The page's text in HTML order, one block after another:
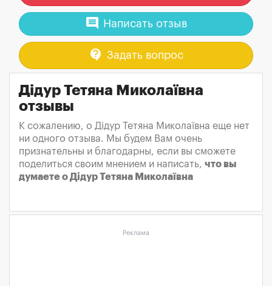
comment Написать отзыв
contact_support Задать вопрос
Дідур Тетяна Миколаївна
отзывы
К сожалению, о Дідур Тетяна Миколаївна еще нет
ни одного отзыва. Мы будем Вам очень
признательны и благодарны, если вы сможете
поделиться своим мнением и написать, что вы
думаете о Дідур Тетяна Миколаївна
Реклама